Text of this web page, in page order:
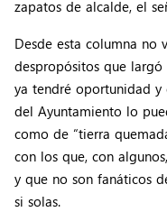
zapatos de alcalde, el
Desde esta columna no
despropósitos que
ya tendré oportunidad
del Ayuntamiento lo
como de “tierra
con los que, con
y que no son fanáticos
si solas.